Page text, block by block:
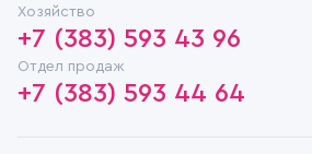
Хозяйство
+7 (383) 593 43 96
Отдел продаж
+7 (383) 593 44 64